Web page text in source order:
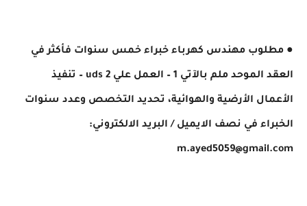
● مطلوب مهندس كهرباء خبراء خمس سنوات فأكثر في
العقد الموحد ملم بالآتي 1 – العمل علي uds 2 – تنفيذ
الأعمال الأرضية والهوائية، تحديد التخصص وعدد سنوات
الخبراء في نصف الايميل ​/ البريد الالكتروني:
m.ayed5059@gmail.com